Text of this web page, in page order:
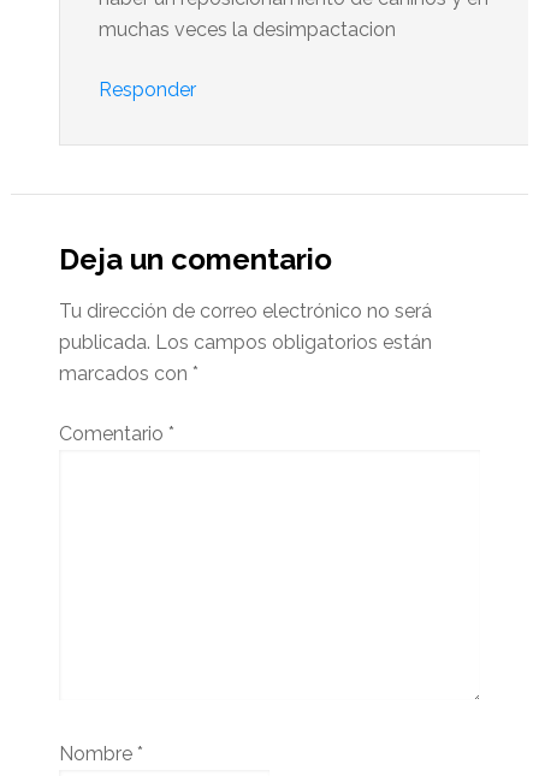
muchas veces la desimpactacion
Responder
Deja un comentario
Tu dirección de correo electrónico no será
publicada. Los campos obligatorios están
marcados con *
Comentario *
Nombre *